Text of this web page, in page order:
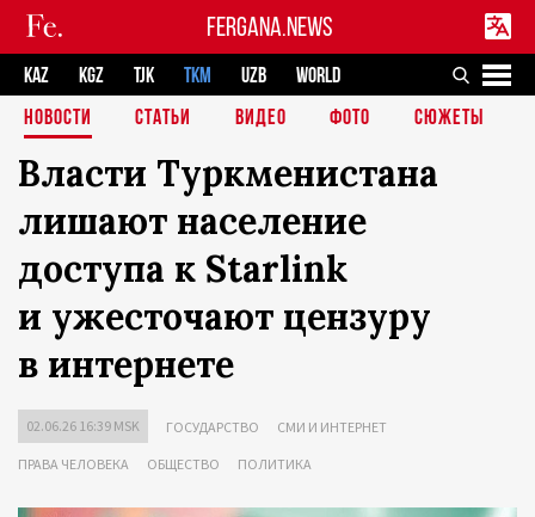
FERGANA.NEWS
KAZ KGZ TJK TKM UZB
WORLD
НОВОСТИ
СТАТЬИ ВИДЕО ФОТО СЮЖЕТЫ
Власти Туркменистана
лишают население
доступа к Starlink
и ужесточают цензуру
в интернете
02.06.26 16:39 MSK ГОСУДАРСТВО СМИ И ИНТЕРНЕТ
ПРАВА ЧЕЛОВЕКА ОБЩЕСТВО ПОЛИТИКА